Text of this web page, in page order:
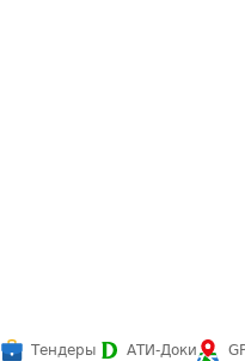
Тендеры АТИ-Доки